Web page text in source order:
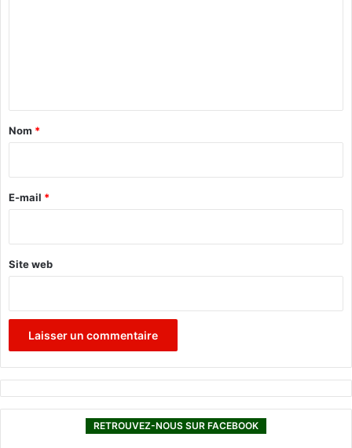
a
e
Nom *
E-mail *
Site web
RETROUVEZ-NOUS SUR FACEBOOK